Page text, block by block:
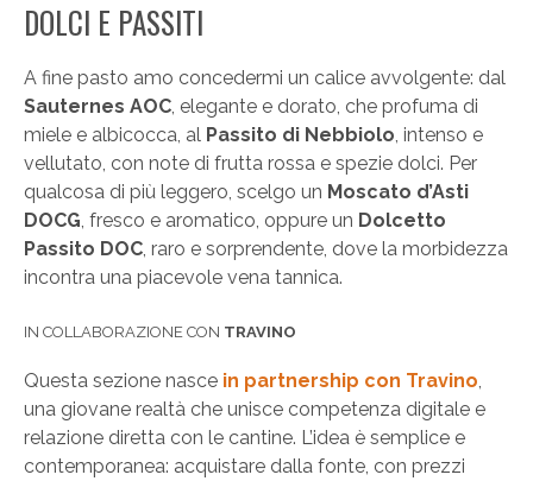
DOLCI E PASSITI
A fine pasto amo concedermi un calice avvolgente: dal
Sauternes AOC, elegante e dorato, che profuma di
miele e albicocca, al Passito di Nebbiolo, intenso e
vellutato, con note di frutta rossa e spezie dolci. Per
qualcosa di più leggero, scelgo un Moscato d’Asti
DOCG, fresco e aromatico, oppure un Dolcetto
Passito DOC, raro e sorprendente, dove la morbidezza
incontra una piacevole vena tannica.
IN COLLABORAZIONE CON TRAVINO
Questa sezione nasce in partnership con Travino
una giovane realtà che unisce competenza digitale e
relazione diretta con le cantine. L’idea è semplice e
contemporanea: acquistare dalla fonte, con prezzi